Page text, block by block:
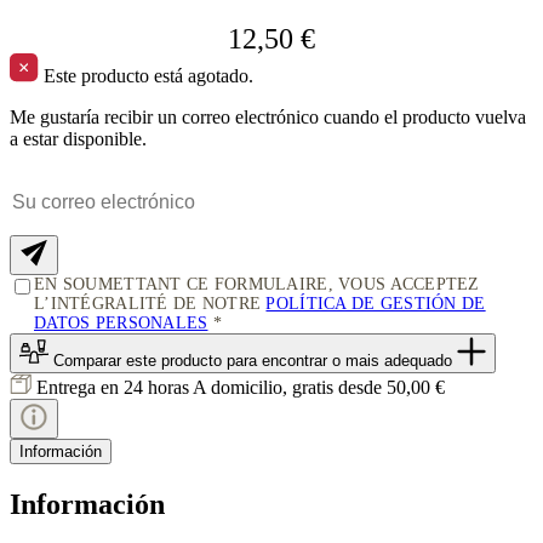
12,50 €
Este producto está agotado.
Me gustaría recibir un correo electrónico cuando el producto vuelva
a estar disponible.
EN SOUMETTANT CE FORMULAIRE, VOUS ACCEPTEZ
L’INTÉGRALITÉ DE NOTREPOLÍTICA DE GESTIÓN DE
DATOS PERSONALES
Comparar este producto para encontrar o mais adequado
Entrega en 24 horas A domicilio, gratis desde 50,00 €
Información
Información